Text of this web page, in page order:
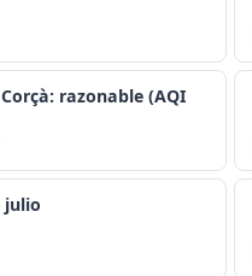
razonable (AQI
julio